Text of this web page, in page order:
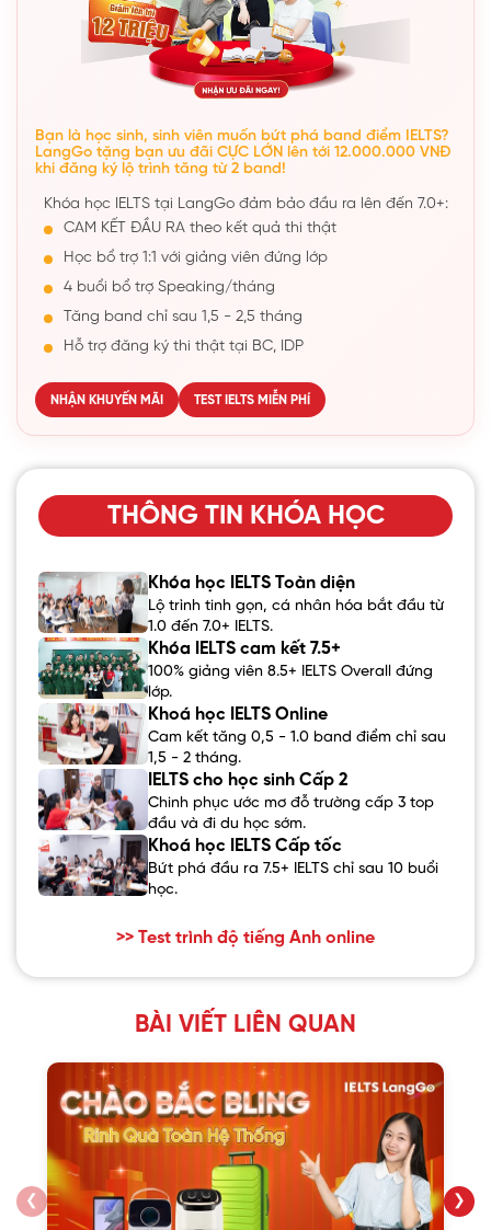
Bạn là học sinh, sinh viên muốn bứt phá band điểm IELTS?
LangGo tặng bạn ưu đãi CỰC LỚN lên tới 12.000.000 VNĐ
khi đăng ký lộ trình tăng từ 2 band!
Khóa học IELTS tại LangGo đảm bảo đầu ra lên đến 7.0+:
CAM KẾT ĐẦU RA theo kết quả thi thật
Học bổ trợ 1:1 với giảng viên đứng lớp
4 buổi bổ trợ Speaking/tháng
Tăng band chỉ sau 1,5 - 2,5 tháng
Hỗ trợ đăng ký thi thật tại BC, IDP
NHẬN KHUYẾN MÃI TEST IELTS MIỄN PHÍ
THÔNG TIN KHÓA HỌC
Khóa học IELTS Toàn diện
Lộ trình tinh gọn, cá nhân hóa bắt đầu từ
1.0 đến 7.0+ IELTS.
Khóa IELTS cam kết 7.5+
100% giảng viên 8.5+ IELTS Overall đứng
lớp.
Khoá học IELTS Online
Cam kết tăng 0,5 - 1.0 band điểm chỉ sau
1,5 - 2 tháng.
IELTS cho học sinh Cấp 2
Chinh phục ước mơ đỗ trường cấp 3 top
đầu và đi du học sớm.
Khoá học IELTS Cấp tốc
Bứt phá đầu ra 7.5+ IELTS chỉ sau 10 buổi
học.
>> Test trình độ tiếng Anh online
BÀI VIẾT LIÊN QUAN
❮ ❯